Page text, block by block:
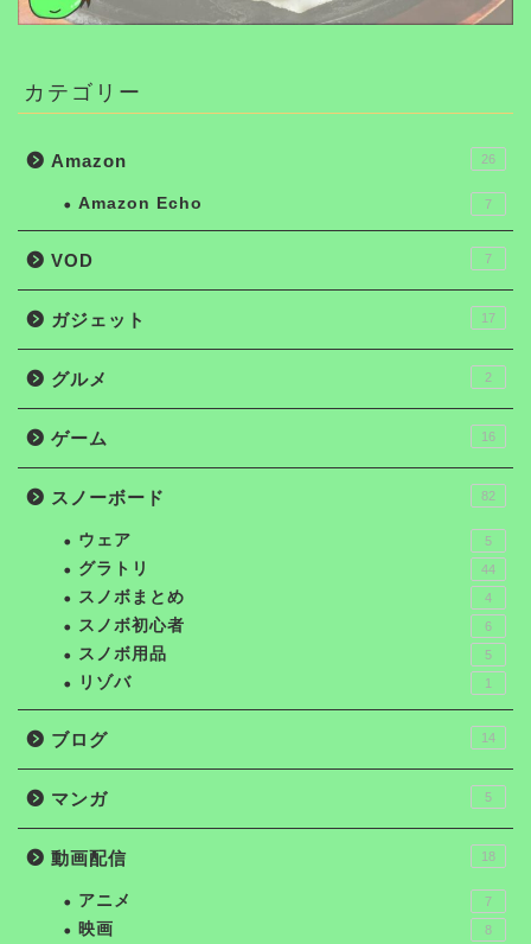
カテゴリー
Amazon 26
Amazon Echo 7
VOD 7
ガジェット 17
グルメ 2
ゲーム 16
スノーボード 82
ウェア 5
グラトリ 44
スノボまとめ 4
スノボ初心者 6
スノボ用品 5
リゾバ 1
ブログ 14
マンガ 5
動画配信 18
アニメ 7
映画 8